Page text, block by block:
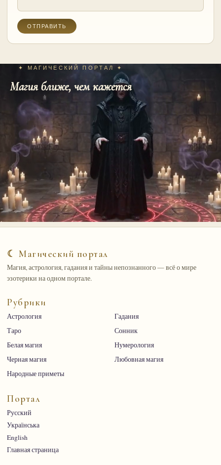
✦ МАГИЧЕСКИЙ ПОРТАЛ ✦
Магия ближе, чем кажется
☾ Магический портал
Магия, астрология, гадания и тайны непознанного — всё о мире
эзотерики на одном портале.
Рубрики
Астрология
Гадания
Таро
Сонник
Белая магия
Нумерология
Черная магия
Любовная магия
Народные приметы
Портал
Русский
Українська
English
Главная страница